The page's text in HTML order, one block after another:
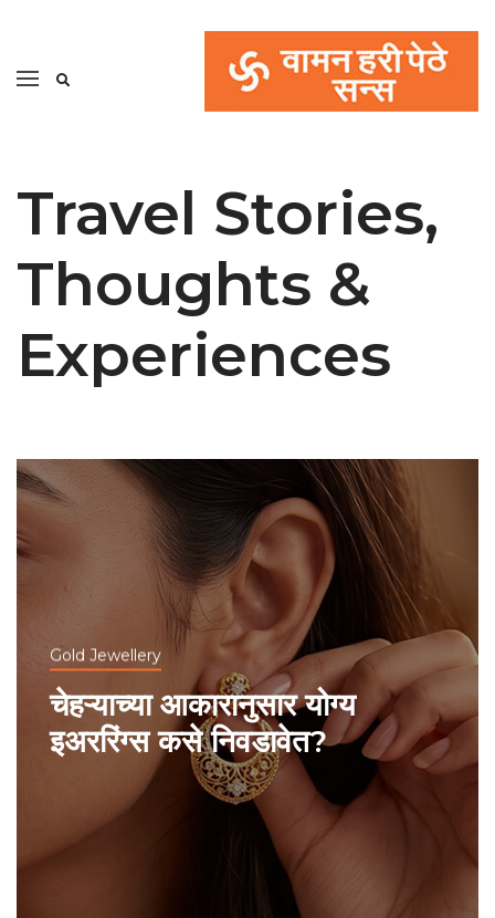
Travel Stories,
Thoughts &
Experiences
Gold Jewellery
चेहऱ्याच्या आकारानुसार योग्य
इअररिंग्स कसे निवडावेत?